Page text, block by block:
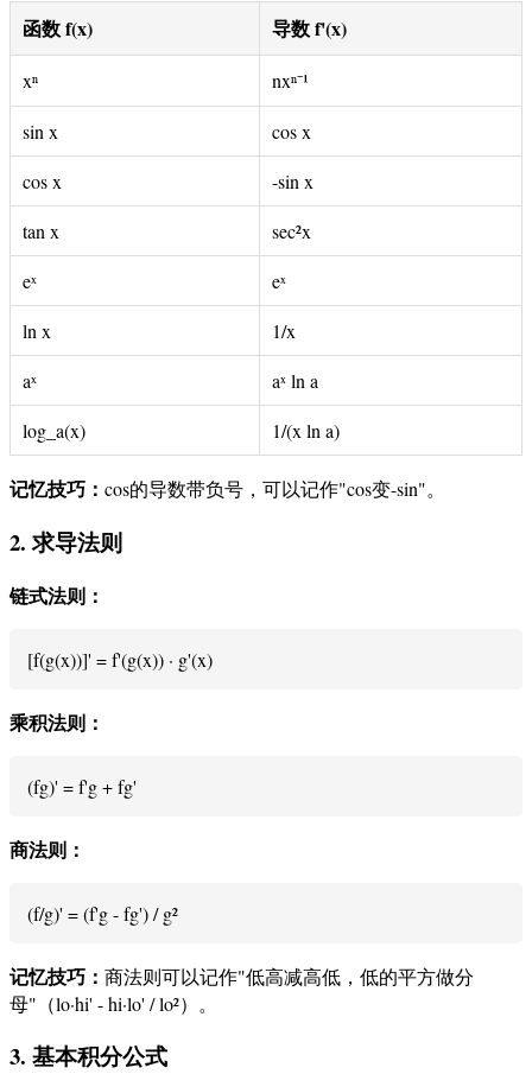
函数 f(x) 导数 f'(x)
xⁿ nxⁿ⁻¹
sin x
cos x
cos x
-sin x
tan x
sec²x
eˣ
eˣ
ln x
1/x
aˣ
aˣ ln a
log_a(x)
1/(x ln a)
记忆技巧： cos的导数带负号，可以记作"cos变-sin"。
2. 求导法则
链式法则：
[f(g(x))]' = f'(g(x)) · g'(x)
乘积法则：
(fg)' = f'g + fg'
商法则：
(f/g)' = (f'g - fg') / g²
记忆技巧： 商法则可以记作"低高减高低，低的平方做分
母"（lo·hi' - hi·lo' / lo²）。
3. 基本积分公式